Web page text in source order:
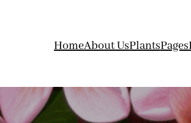
HomeAbout UsPlantsPages